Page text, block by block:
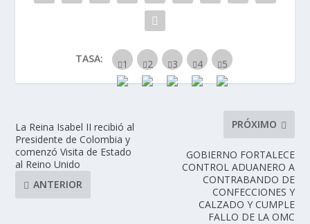
TASA:
La Reina Isabel II recibió al
Presidente de Colombia y
comenzó Visita de Estado
al Reino Unido
ANTERIOR
PRÓXIMO
GOBIERNO FORTALECE
CONTROL ADUANERO A
CONTRABANDO DE
CONFECCIONES Y
CALZADO Y CUMPLE
FALLO DE LA OMC